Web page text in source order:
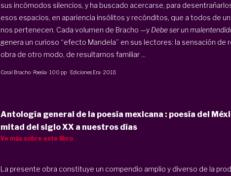
sus incómodos silencios, y ha buscado acercarse, para
esos espacios, en apariencia insólitos y recónditos, que a todos de
nos pertenecen. Cada volumen de Bracho —y Debe ser un
genera un curioso “efecto Mandela” en sus lectores: la sensación de
obra de otro modo, de resultarnos familiar ...
Coral Bracho· Poesía ·100 pp· Ediciones Era ·2018
Antología general de la poesía mexicana : poesía del
mitad del siglo XX a nuestros días
Ve más sobre este libro
La presente obra constituye un compendio amplio y diverso de la